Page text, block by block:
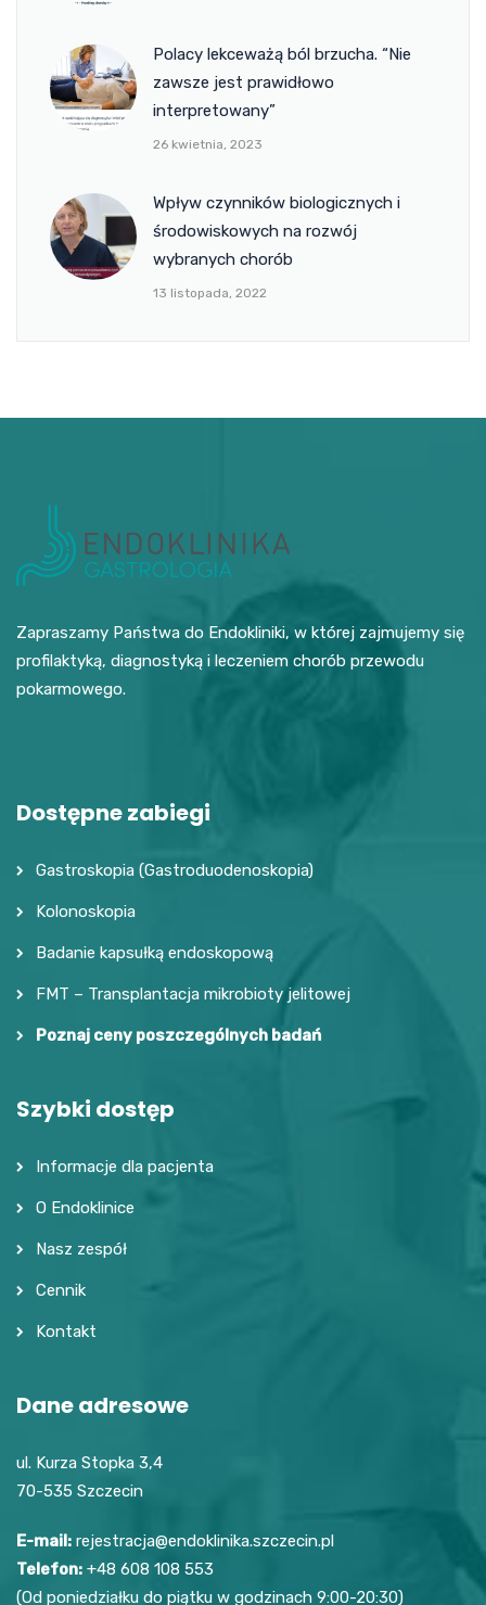
Polacy lekceważą ból brzucha. “Nie
zawsze jest prawidłowo
interpretowany”
26 kwietnia, 2023
Wpływ czynników biologicznych i
środowiskowych na rozwój
wybranych chorób
13 listopada, 2022
Zapraszamy Państwa do Endokliniki, w której zajmujemy się
profilaktyką, diagnostyką i leczeniem chorób przewodu
pokarmowego.
Dostępne zabiegi
Gastroskopia (Gastroduodenoskopia)
Kolonoskopia
Badanie kapsułką endoskopową
FMT – Transplantacja mikrobioty jelitowej
Poznaj ceny poszczególnych badań
Szybki dostęp
Informacje dla pacjenta
O Endoklinice
Nasz zespół
Cennik
Kontakt
Dane adresowe
ul. Kurza Stopka 3,4
70-535 Szczecin
E-mail: rejestracja@endoklinika.szczecin.pl
Telefon: +48 608 108 553
(Od poniedziałku do piątku w godzinach 9:00-20:30)